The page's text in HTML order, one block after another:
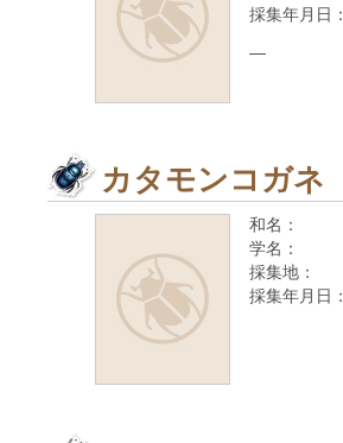
採集年月日：
—
カタモンコガネ
和名：
学名：
採集地：
採集年月日：